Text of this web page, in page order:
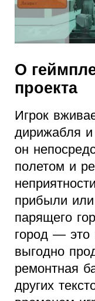
О
проекта
Игрок
дирижабля
он
полетом и
прибыли
парящего
город — это
выгодно
ремонтная
других